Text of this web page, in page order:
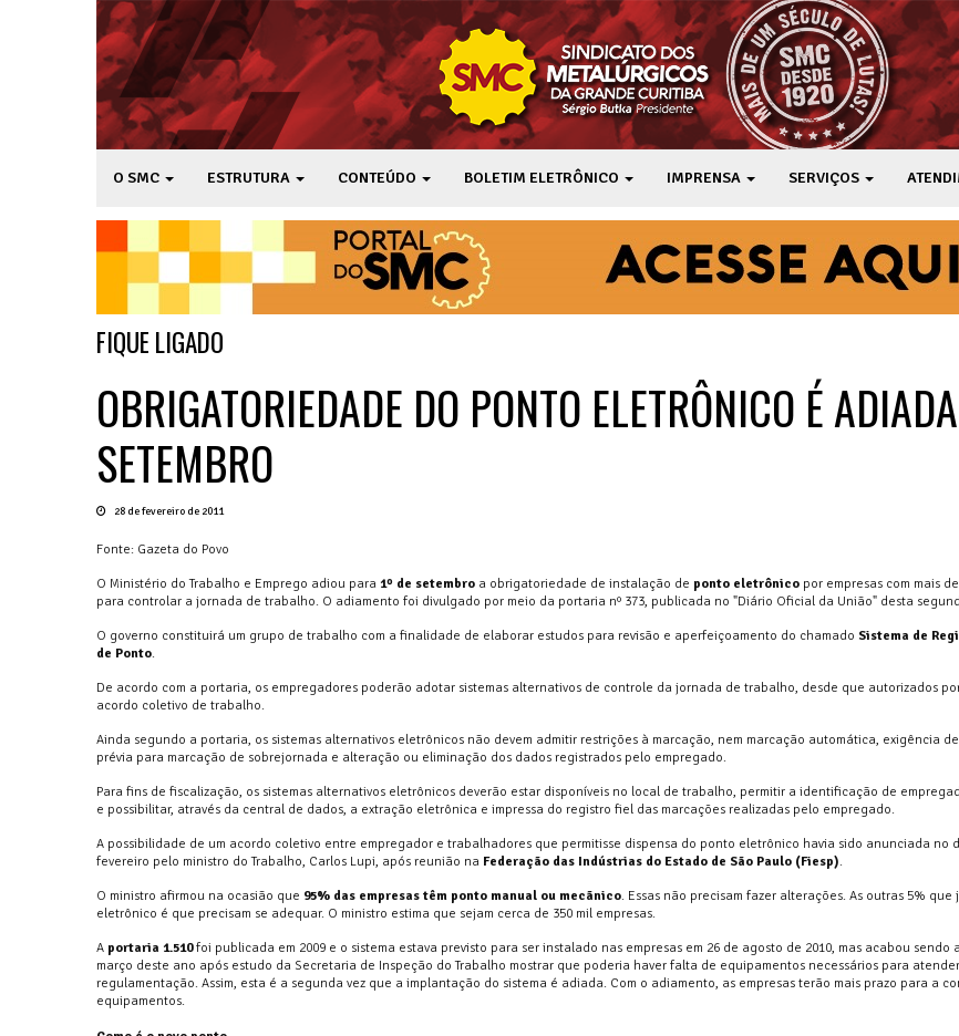
O SMC ESTRUTURA CONTEÚDO BOLETIM ELETRÔNICO IMPRENSA SERVIÇOS
FIQUE LIGADO
OBRIGATORIEDADE DO PONTO ELETRÔNICO É
SETEMBRO
28 de fevereiro de 2011
Fonte: Gazeta do Povo
O Ministério do Trabalho e Emprego adiou para 1º de setembro a obrigatoriedade de instalação de ponto eletrônico por empresas com mais
para controlar a jornada de trabalho. O adiamento foi divulgado por meio da portaria nº 373, publicada no "Diário Oficial da União" desta
O governo constituirá um grupo de trabalho com a finalidade de elaborar estudos para revisão e aperfeiçoamento do chamado Sistema de
de Ponto.
De acordo com a portaria, os empregadores poderão adotar sistemas alternativos de controle da jornada de trabalho, desde que autorizados
acordo coletivo de trabalho.
Ainda segundo a portaria, os sistemas alternativos eletrônicos não devem admitir restrições à marcação, nem marcação automática, exigência
prévia para marcação de sobrejornada e alteração ou eliminação dos dados registrados pelo empregado.
Para fins de fiscalização, os sistemas alternativos eletrônicos deverão estar disponíveis no local de trabalho, permitir a identificação de
e possibilitar, através da central de dados, a extração eletrônica e impressa do registro fiel das marcações realizadas pelo empregado.
A possibilidade de um acordo coletivo entre empregador e trabalhadores que permitisse dispensa do ponto eletrônico havia sido anunciada no
fevereiro pelo ministro do Trabalho, Carlos Lupi, após reunião na Federação das Indústrias do Estado de São Paulo (Fiesp).
O ministro afirmou na ocasião que 95% das empresas têm ponto manual ou mecãnico. Essas não precisam fazer alterações. As outras 5% que
eletrônico é que precisam se adequar. O ministro estima que sejam cerca de 350 mil empresas.
A portaria 1.510foi publicada em 2009 e o sistema estava previsto para ser instalado nas empresas em 26 de agosto de 2010, mas acabou sendo
março deste ano após estudo da Secretaria de Inspeção do Trabalho mostrar que poderia haver falta de equipamentos necessários para
regulamentação. Assim, esta é a segunda vez que a implantação do sistema é adiada. Com o adiamento, as empresas terão mais prazo para a
equipamentos.